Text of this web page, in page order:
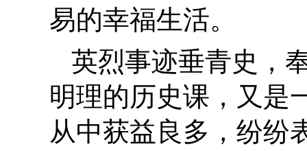
易的幸福生活。
英烈事迹垂青史，
明理的历史课，又是
从中获益良多，纷纷